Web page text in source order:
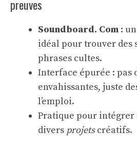
preuves
Soundboard. Com :
idéal pour trouver des
phrases cultes.
Interface épurée : pas
envahissantes, juste
l’emploi.
Pratique pour intégrer
divers projetscréatifs.